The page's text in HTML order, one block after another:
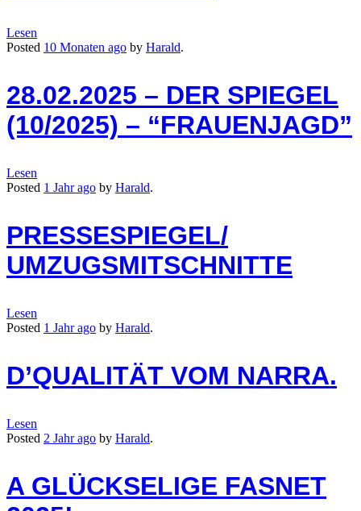
Lesen
Posted 10 Monaten ago by Harald.
28.02.2025 – DER SPIEGEL
(10/2025) – “FRAUENJAGD”
Lesen
Posted 1 Jahrago by Harald.
PRESSESPIEGEL/
UMZUGSMITSCHNITTE
Lesen
Posted 1 Jahrago by Harald.
D’QUALITÄT VOM NARRA.
Lesen
Posted 2 Jahrago by Harald.
A GLÜCKSELIGE FASNET